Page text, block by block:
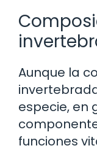
Aunque la
especie, en
funciones